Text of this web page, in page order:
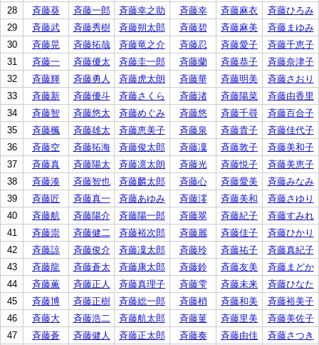
28
斉藤葵 斉藤一郎 斉藤幸之助 斉藤幸 斉藤麻衣
斉藤ひろみ
29
斉藤武 斉藤秀樹 斉藤朔太郎 斉藤碧 斉藤麻美
斉藤まゆみ
30
斉藤晃 斉藤拓哉 斉藤竜之介 斉藤忍 斉藤愛子
斉藤千恵子
31
斉藤一 斉藤優太 斉藤圭一郎 斉藤蘭 斉藤恭子
斉藤奈津子
32
斉藤輝 斉藤勇人 斉藤虎太朗 斉藤華 斉藤明美
斉藤さおり
33
斉藤新 斉藤優斗 斉藤さくら 斉藤渚 斉藤陽菜
斉藤由香里
34
斉藤智 斉藤悠太 斉藤めぐみ 斉藤悠 斉藤千尋
斉藤百合子
35
斉藤楓 斉藤雄太 斉藤恵美子 斉藤泉 斉藤貴子
斉藤佳代子
36
斉藤空 斉藤拓海 斉藤俊太郎 斉藤凜 斉藤敦子
斉藤美和子
37
斉藤真 斉藤陽太 斉藤凛太朗 斉藤光 斉藤悦子
斉藤美恵子
38
斉藤湊 斉藤智也 斉藤麟太郎 斉藤心 斉藤愛美
斉藤みなみ
39
斉藤匠 斉藤真一 斉藤あゆみ 斉藤澪 斉藤美和
斉藤さゆり
40
斉藤航 斉藤陽介 斉藤陽一郎 斉藤翠 斉藤紀子
斉藤すみれ
41
斉藤崇 斉藤健二 斉藤裕次郎 斉藤麗 斉藤佳子
斉藤ひかり
42
斉藤諒 斉藤俊介 斉藤凜太郎 斉藤玲 斉藤祐子
斉藤真紀子
43
斉藤龍 斉藤蒼太 斉藤康太郎 斉藤鈴 斉藤友美
斉藤まどか
44
斉藤薫 斉藤正人 斉藤真理子 斉藤雫 斉藤未来
斉藤ひなた
45
斉藤博 斉藤正樹 斉藤総一郎 斉藤梢 斉藤和美
斉藤裕美子
46
斉藤大 斉藤浩二 斉藤航太郎 斉藤菫 斉藤里美
斉藤美佐子
47
斉藤蒼 斉藤健人 斉藤正太郎 斉藤奏 斉藤由佳
斉藤さつき